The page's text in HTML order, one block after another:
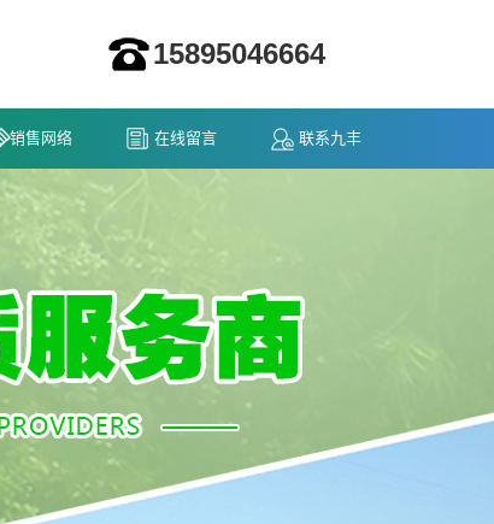
15895046664
销售网络 在线留言 联系九丰